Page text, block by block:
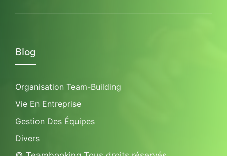
Blog
Organisation Team-Building
Vie En Entreprise
Gestion Des Équipes
Divers